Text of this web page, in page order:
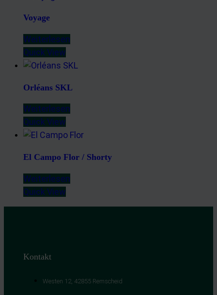
Voyage
Weiterlesen
Quick View
Orléans SKL
Weiterlesen
Quick View
El Campo Flor / Shorty
Weiterlesen
Quick View
Kontakt
Westen 12, 42855 Remscheid